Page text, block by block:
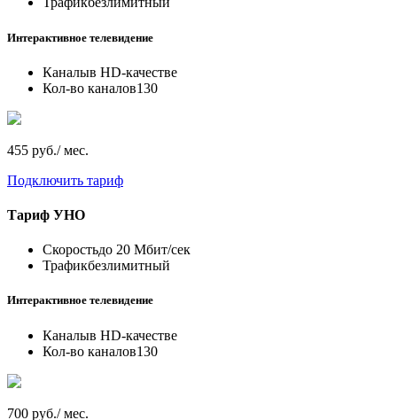
Интерактивное телевидение
Каналыв HD-качестве
Кол-во каналов130
455 руб./ мес.
Подключить тариф
Тариф УНО
Скоростьдо 20 Мбит/сек
Трафикбезлимитный
Интерактивное телевидение
Каналыв HD-качестве
Кол-во каналов130
700 руб./ мес.